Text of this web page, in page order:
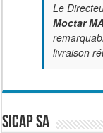
Le
Moctar
livraison
SICAP SA